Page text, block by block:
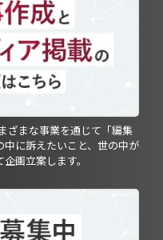
ざまな事業を通じて「編集
に訴えたいこと、世の中が
画立案します。